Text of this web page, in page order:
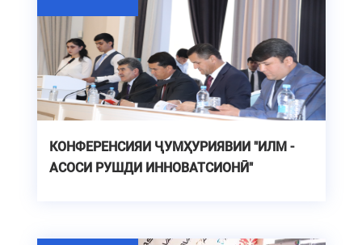
КОНФЕРЕНСИЯИ ҶУМҲУРИЯВИИ "ИЛМ -
АСОСИ РУШДИ ИННОВАТСИОНӢ"